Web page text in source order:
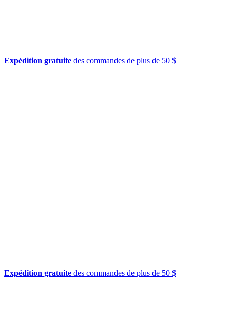
Expédition gratuite des commandes de plus de 50 $
Expédition gratuite des commandes de plus de 50 $